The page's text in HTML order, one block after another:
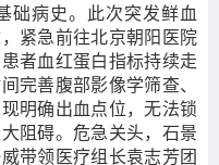
础病史。此次突发鲜血
紧急前往北京朝阳医院
者血红蛋白指标持续走
完善腹部影像学筛查、
明确出血点位，无法锁
阻碍。危急关头，石景
带领医疗组长袁志芳团